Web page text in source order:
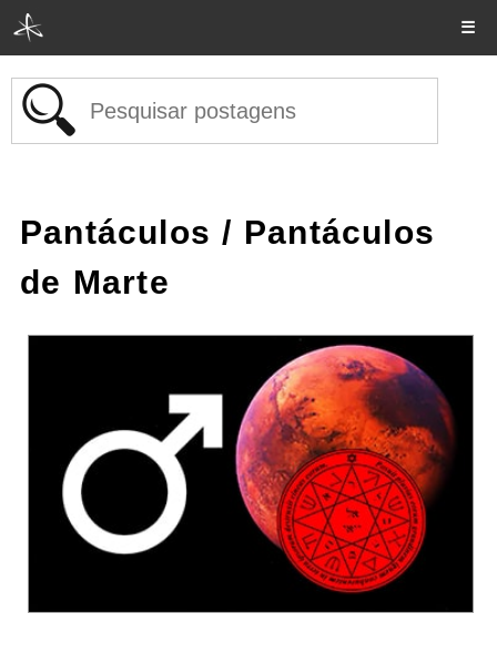
☰
Pantáculos/ Pantáculos
de Marte